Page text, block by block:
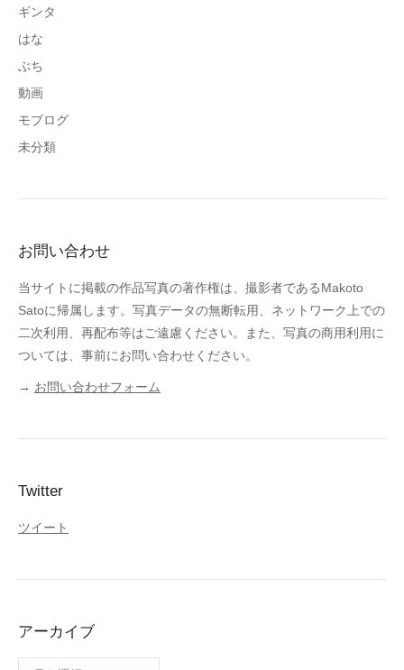
ギンタ
はな
ぶち
動画
モブログ
未分類
お問い合わせ
当サイトに掲載の作品写真の著作権は、撮影者であるMakoto
Satoに帰属します。写真データの無断転用、ネットワーク上での
二次利用、再配布等はご遠慮ください。また、写真の商用利用に
ついては、事前にお問い合わせください。
→ お問い合わせフォーム
Twitter
ツイート
アーカイブ